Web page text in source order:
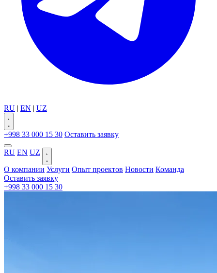
RU | EN | UZ
+998 33 000 15 30 Оставить заявку
RU EN UZ
О компании Услуги Опыт проектов Новости Команда
Оставить заявку
+998 33 000 15 30